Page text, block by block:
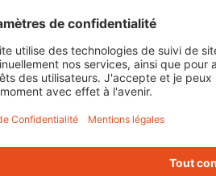
créatives
seule étape
jusqu'à 9 niveaux
(1 part de poudre décolorante, 2
uniquement selon les instructions.
décolorer, de dégrader et de soigner